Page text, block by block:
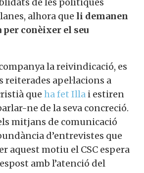
de la Generalitat
punts que
i oblidats de les
catalanes, alhora que
entrevista per conèixer
la reivindicació,
reiterades apel·lacions a
queha fet Illai
per parlar-ne de la seva
els mitjans de
l’abundància